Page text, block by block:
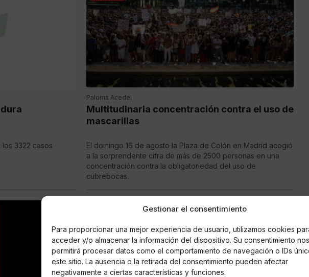
Gestionar el consentimiento
Para proporcionar una mejor experiencia de usuario, utilizamos cookies
acceder y/o almacenar la información del dispositivo. Su consentimiento nos
permitirá procesar datos como el comportamiento de navegación o IDs
este sitio. La ausencia o la retirada del consentimiento pueden afectar
negativamente a ciertas características y funciones.
3322 casos
Paloma Acedel
Multitudinaria concentración contra el uso de
mascarillas
El domingo 16 de agosto la Plaza de Colón en Madrid acogió
a la sorprendente cifra de más de 2500 personas en una
concentración contra la obligatoriedad del uso de
cubrebocas.